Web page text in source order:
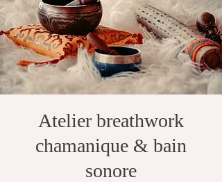
Atelier breathwork
chamanique & bain
sonore